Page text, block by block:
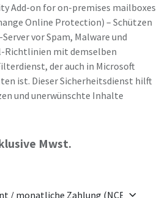
Add-on for on-premises mailboxes
Online Protection) – Schützen
vor Spam, Malware und
Richtlinien mit demselben
der auch in Microsoft
ist. Dieser Sicherheitsdienst hilft
und unerwünschte Inhalte
Mwst.